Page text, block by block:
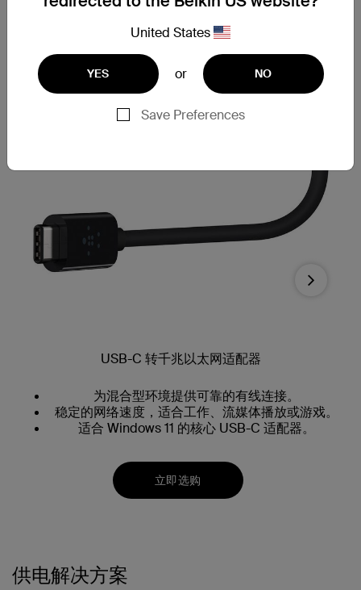
USB-C 转千兆以太网适配器
为混合型环境提供可靠的有线连接。
稳定的网络速度，适合工作、流媒体播放或游戏。
适合 Windows 11 的核心 USB-C 适配器。
立即选购
Next
供电解决方案
United States
YES or NO
Save Preferences